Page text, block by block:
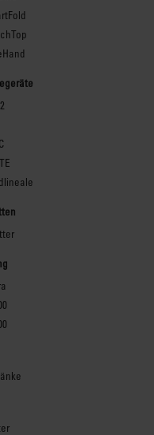
gewährleisten eine
und präzise
Schnitte
die gesamte Länge
Schneidstange zu
Proteus-Bauweise
die Montage;
zwecks bündigem
und maximaler
bei starker